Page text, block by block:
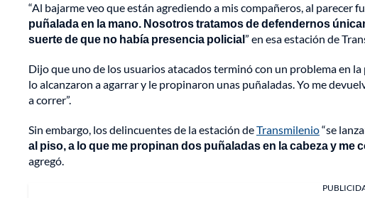
“Al bajarme veo que están agrediendo a mis compañeros, al parecer
puñalada en la mano. Nosotros tratamos de defendernos
suerte de que no había presencia policial” en esa estación de
Dijo que uno de los usuarios atacados terminó con un problema en
lo alcanzaron a agarrar y le propinaron unas puñaladas. Yo me
a correr”.
Sin embargo, los delincuentes de la estación deTransmilenio“se
al piso, a lo que me propinan dos puñaladas en la cabeza y
agregó.